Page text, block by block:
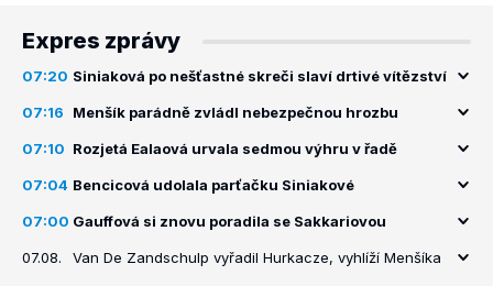
Expres zprávy
07:20 Siniaková po nešťastné skreči slaví drtivé vítězství
07:16 Menšík parádně zvládl nebezpečnou hrozbu
07:10 Rozjetá Ealaová urvala sedmou výhru v řadě
07:04 Bencicová udolala parťačku Siniakové
07:00 Gauffová si znovu poradila se Sakkariovou
07.08. Van De Zandschulp vyřadil Hurkacze, vyhlíží Menšíka